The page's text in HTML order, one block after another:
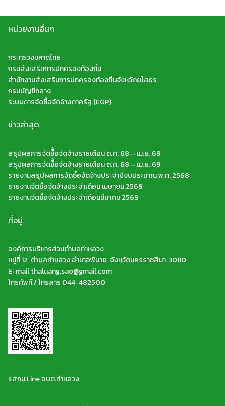
หน่วยงานอื่นๆ
กระทรวงมหาดไทย
กรมส่งเสริมการปกครองท้องถิ่น
สำนักงานส่งเสริมการปกครองท้องถิ่นจังหวัดยโสธร
กรมบัญชีกลาง
ระบบการจัดซื้อจัดจ้างภาครัฐ (EGP)
ข่าวล่าสุด
สรุปผลการจัดซืื้อจัดจ้างรายเดือน ต.ค. 68 – เม.ย. 69
สรุปผลการจัดซืื้อจัดจ้างรายเดือน ต.ค. 68 – เม.ย. 69
รายงานสรุปผลการจัดซื้อจัดจ้างประจำปีงบประมาณ พ.ศ. 2568
รายงานจัดซื้อจัดจ้างประจำเดือน เมษายน 2569
รายงานจัดซื้อจัดจ้างประจำเดือนมีนาคม 2569
ที่อยู่
องค์การบริหารส่วนตำบลท่าหลวง
หมู่ที่ 12 ตำบลท่าหลวง อำเภอพิมาย จังหวัดนครราชสีมา 30110
E-mail thaluang.sao@gmail.com
โทรศัพท์ / โทรสาร 044-482500
แสกน Line อบต.ท่าหลวง